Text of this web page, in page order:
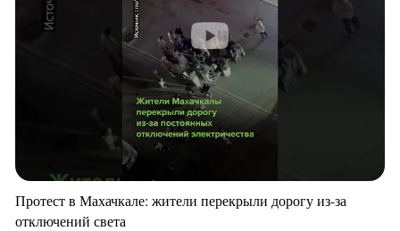
Протест в Махачкале: жители перекрыли дорогу из-за
отключений света